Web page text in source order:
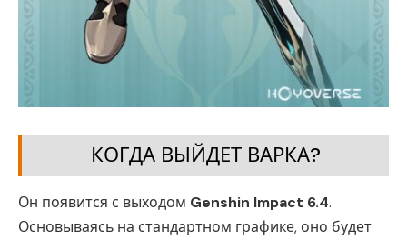
КОГДА ВЫЙДЕТ ВАРКА?
Он появится с выходом Genshin Impact 6.4.
Основываясь на стандартном графике, оно будет